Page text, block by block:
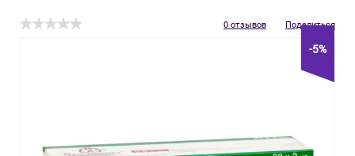
Способ получения:
не выбран,изменить
0 отзывов Поделиться
-5%